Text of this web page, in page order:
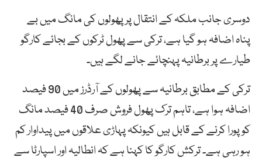
دوسری جانب ملکہ کے انتقال پر پھولوں کی مانگ میں بے
پناہ اضافہ ہو گیا ہے، ترکی سے پھول ٹرکوں کے بجائے کارگو
طیارے پر برطانیہ پہنچائے جانے لگے ہیں۔
ترکی کے مطابق برطانیہ سے پھولوں کے آرڈرز میں 90 فیصد
اضافہ ہوا ہے، تاہم ترک پھول فروش صرف 40 فیصد مانگ
کو پورا کرنے کے قابل ہیں کیونکہ پہاڑی علاقوں میں پیداوار کم
ہو رہی ہے۔ ترکش کارگو کا کہنا ہے کہ انطالیہ اور اسپارٹا سے